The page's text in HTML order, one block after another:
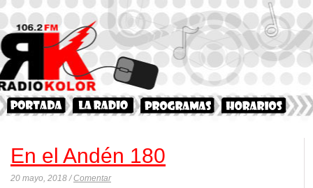
En el Andén 180
20 mayo, 2018 /Comentar